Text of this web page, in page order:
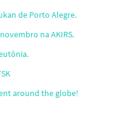
de Porto Alegre.
na AKIRS.
around the globe!